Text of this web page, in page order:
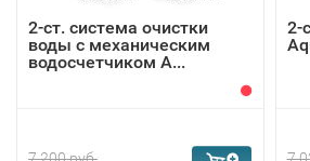
2-ст. система очистки
воды с механическим
водосчетчиком A...
2-